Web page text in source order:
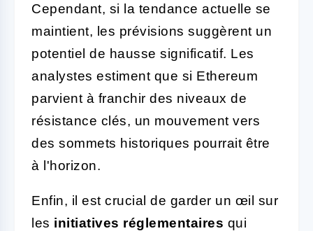
Cependant, si la tendance actuelle se
maintient, les prévisions suggèrent un
potentiel de hausse significatif. Les
analystes estiment que si Ethereum
parvient à franchir des niveaux de
résistance clés, un mouvement vers
des sommets historiques pourrait être
à l'horizon.
Enfin, il est crucial de garder un œil sur
les initiatives réglementaires qui